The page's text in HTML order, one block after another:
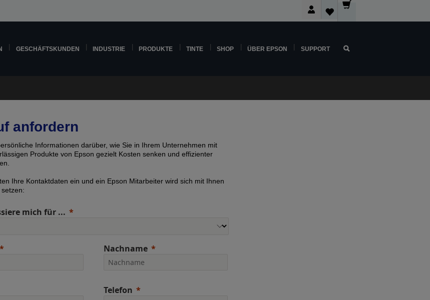
GESCHÄFTSKUNDEN INDUSTRIE PRODUKTE TINTE SHOP ÜBER EPSON SUPPORT
anfordern
Informationen darüber, wie Sie in Ihrem Unternehmen mit
Produkte von Epson gezielt Kosten senken und effizienter
Ihre Kontaktdaten ein und ein Epson Mitarbeiter wird sich mit Ihnen
mich für ...
Nachname
Telefon